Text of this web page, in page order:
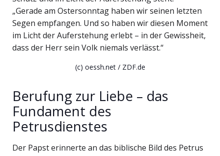
„Gerade am Ostersonntag haben wir seinen letzten
Segen empfangen. Und so haben wir diesen Moment
im Licht der Auferstehung erlebt – in der Gewissheit,
dass der Herr sein Volk niemals verlässt.“
(c) oessh.net / ZDF.de
Berufung zur Liebe – das
Fundament des
Petrusdienstes
Der Papst erinnerte an das biblische Bild des Petrus